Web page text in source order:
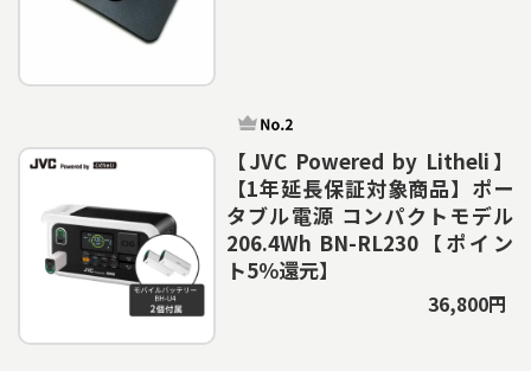
【JVC Powered by Litheli】
【1年延長保証対象商品】ポー
タブル電源 コンパクトモデル
206.4Wh BN-RL230【ポイン
ト5％還元】
36,800円